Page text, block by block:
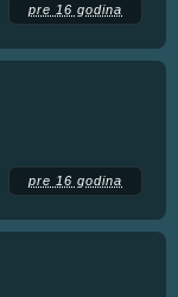
pre 16 godina
pre 16 godina